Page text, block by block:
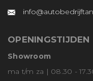
OPENINGSTIJDEN
Showroom
ma t/m za | 08.30 -